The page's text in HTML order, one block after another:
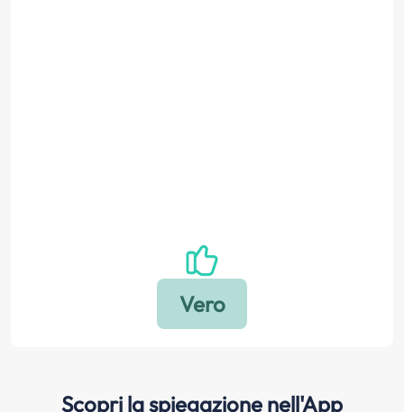
Scopri la spiegazione nell'App